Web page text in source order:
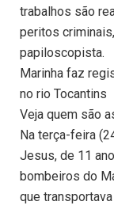
trabalhos são
peritos
papiloscopista.
Marinha faz
no rio Tocantins
Veja quem são
Na terça-feira
Jesus, de 11
bombeiros do
que